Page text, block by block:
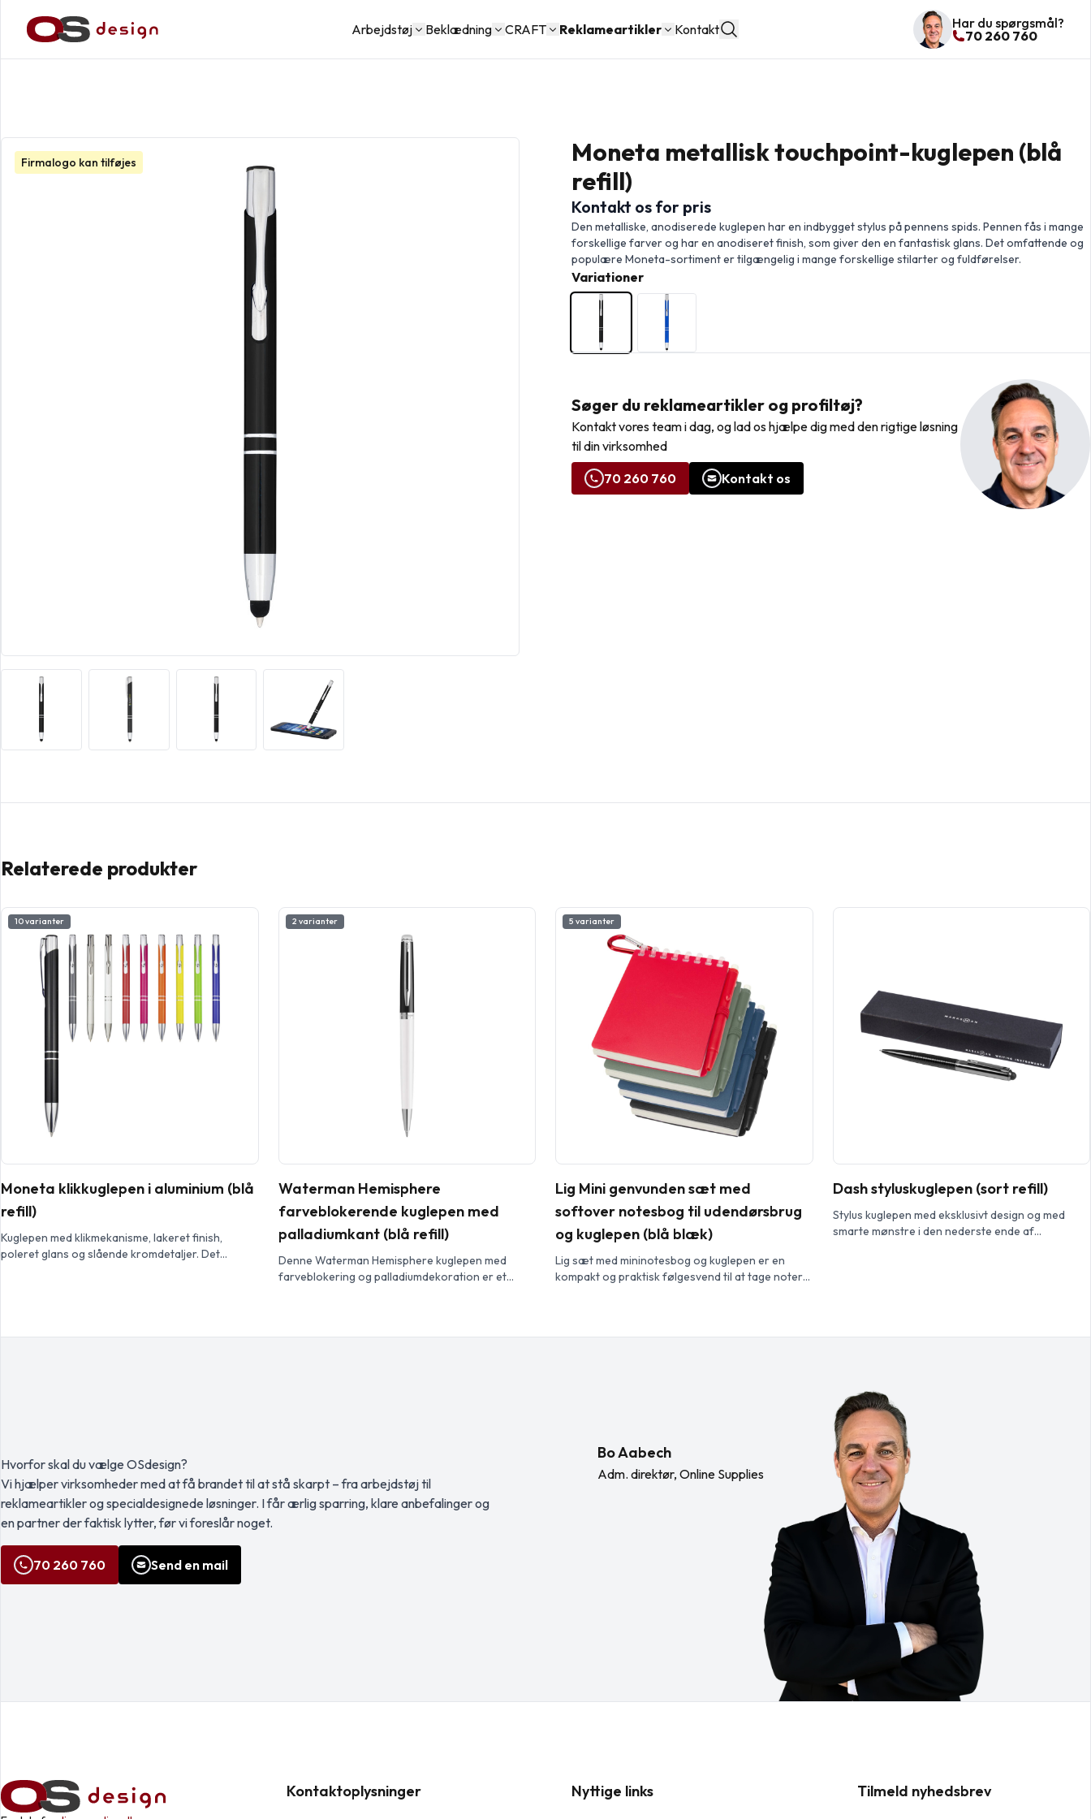
Arbejdstøj Beklædning CRAFT Reklameartikler Kontakt
Har du spørgsmål?
70 260 760
Firmalogo kan tilføjes
Moneta metallisk touchpoint-kuglepen (blå
refill)
Kontakt os for pris
Den metalliske, anodiserede kuglepen har en indbygget stylus på pennens spids. Pennen fås i mange
forskellige farver og har en anodiseret finish, som giver den en fantastisk glans. Det omfattende og
populære Moneta-sortiment er tilgængelig i mange forskellige stilarter og fuldførelser.
Variationer
Søger du reklameartikler og profiltøj?
Kontakt vores team i dag, og lad os hjælpe dig med den rigtige løsning
til din virksomhed
70 260 760
Kontakt os
Relaterede produkter
10 varianter
Moneta klikkuglepen i aluminium (blå
refill)
Kuglepen med klikmekanisme, lakeret finish,
poleret glans og slående kromdetaljer. Det
2 varianter
Waterman Hemisphere
farveblokerende kuglepen med
palladiumkant (blå refill)
Denne Waterman Hemisphere kuglepen med
farveblokering og palladiumdekoration er et
5 varianter
Lig Mini genvunden sæt med
softover notesbog til udendørsbrug
og kuglepen (blå blæk)
Lig sæt med mininotesbog og kuglepen er en
kompakt og praktisk følgesvend til at tage noter
Dash styluskuglepen (sort refill)
Stylus kuglepen med eksklusivt design og med
smarte mønstre i den nederste ende af
Hvorfor skal du vælge OSdesign?
Vi hjælper virksomheder med at få brandet til at stå skarpt – fra arbejdstøj til
reklameartikler og specialdesignede løsninger. I får ærlig sparring, klare anbefalinger og
en partner der faktisk lytter, før vi foreslår noget.
70 260 760 Send en mail
Bo Aabech
Adm. direktør, Online Supplies
Kontaktoplysninger Nyttige links Tilmeld nyhedsbrev